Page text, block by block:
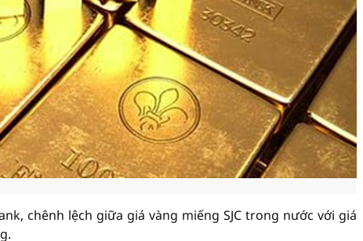
chênh lệch giữa giá vàng miếng SJC trong nước với giá